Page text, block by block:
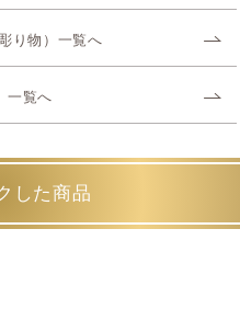
り物）一覧へ
一覧へ
した商品